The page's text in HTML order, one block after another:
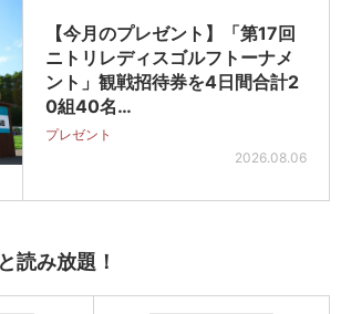
【今月のプレゼント】「第17回
ニトリレディスゴルフトーナメ
ント」観戦招待券を4日間合計2
0組40名…
プレゼント
2026.08.06
読み放題！